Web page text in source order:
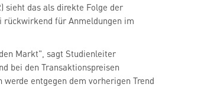
sieht das als direkte Folge der
rückwirkend für Anmeldungen im
Markt", sagt Studienleiter
bei den Transaktionspreisen
entgegen dem vorherigen Trend